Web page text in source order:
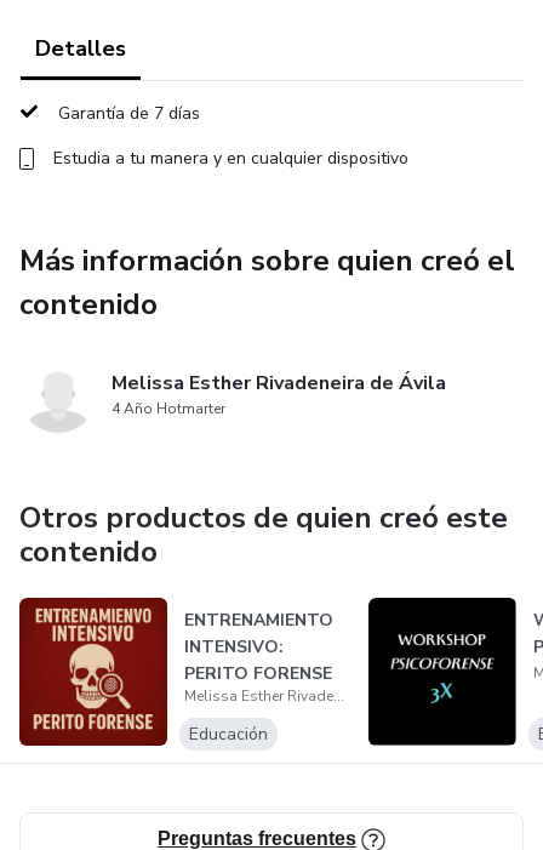
Detalles
Garantía de 7 días
Estudia a tu manera y en cualquier dispositivo
Más información sobre quien creó el
contenido
Melissa Esther Rivadeneira de Ávila
4 Año Hotmarter
Otros productos de quien creó este
contenido
ENTRENAMIENTO
INTENSIVO:
PERITO FORENSE
Melissa Esther Rivadeneira de Ávila
Educación
Preguntas frecuentes